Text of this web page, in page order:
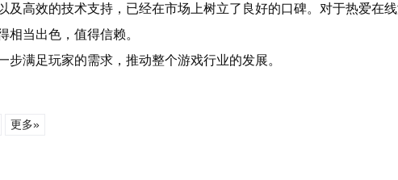
高效的技术支持，已经在市场上树立了良好的口碑。对于热爱在
当出色，值得信赖。
满足玩家的需求，推动整个游戏行业的发展。
更多»